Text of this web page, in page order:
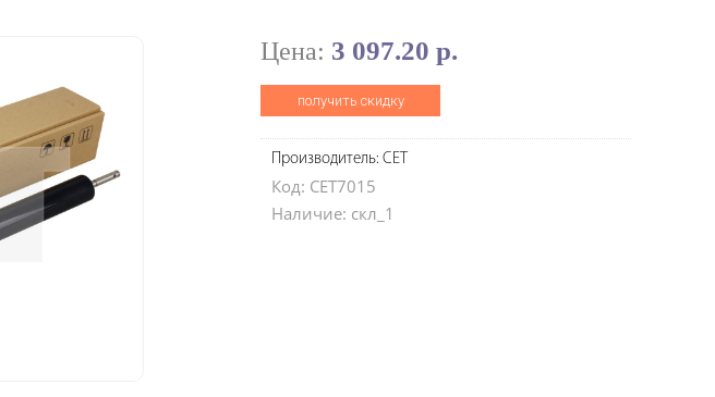
Цена: 3 097.20 р.
получить скидку
Производитель: CET
Код: CET7015
Наличие: скл_1